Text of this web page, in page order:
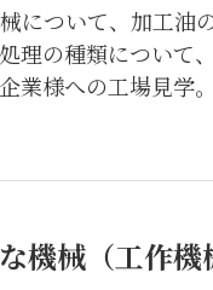
について、加工油
理の種類について
業様への工場見学。
機械（工作